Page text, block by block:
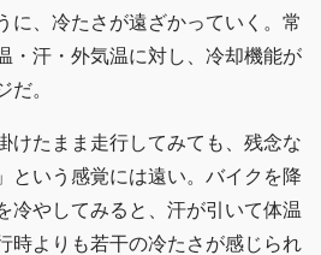
に、冷たさが遠ざかっていく。常
・汗・外気温に対し、冷却機能が
だ。
けたまま走行してみても、残念な
という感覚には遠い。バイクを降
冷やしてみると、汗が引いて体温
時よりも若干の冷たさが感じられ